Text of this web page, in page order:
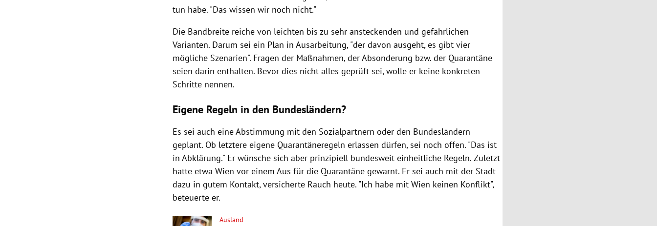
tun habe. "Das wissen wir noch nicht."
Die Bandbreite reiche von leichten bis zu sehr ansteckenden und gefährlichen
Varianten. Darum sei ein Plan in Ausarbeitung, "der davon ausgeht, es gibt vier
mögliche Szenarien". Fragen der Maßnahmen, der Absonderung bzw. der Quarantäne
seien darin enthalten. Bevor dies nicht alles geprüft sei, wolle er keine konkreten
Schritte nennen.
Eigene Regeln in den Bundesländern?
Es sei auch eine Abstimmung mit den Sozialpartnern oder den Bundesländern
geplant. Ob letztere eigene Quarantäneregeln erlassen dürfen, sei noch offen. "Das ist
in Abklärung." Er wünsche sich aber prinzipiell bundesweit einheitliche Regeln. Zuletzt
hatte etwa Wien vor einem Aus für die Quarantäne gewarnt. Er sei auch mit der Stadt
dazu in gutem Kontakt, versicherte Rauch heute. "Ich habe mit Wien keinen Konflikt",
beteuerte er.
Ausland